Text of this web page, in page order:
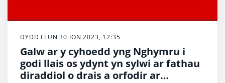
DYDD LLUN 30 ION 2023, 12:35
Galw ar y cyhoedd yng Nghymru i
godi llais os ydynt yn sylwi ar fathau
diraddiol o drais a orfodir ar